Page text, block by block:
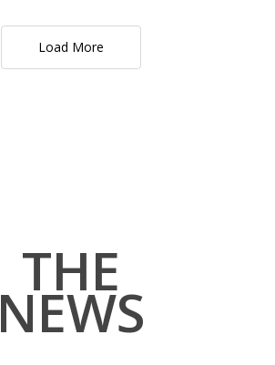
Load More
THE
NEWS